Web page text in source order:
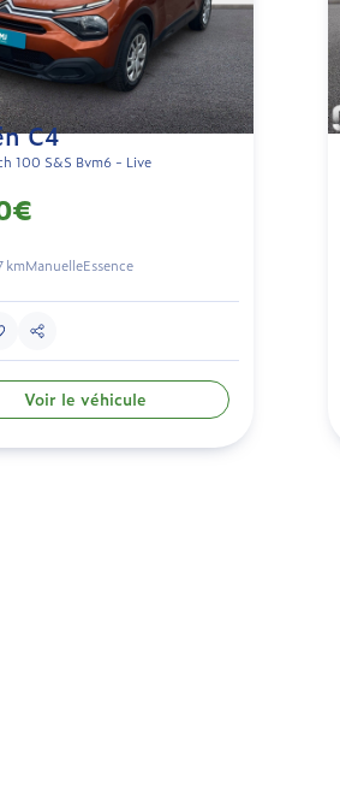
C4
100 S&S Bvm6 - Live
kmManuelleEssence
Voir le véhicule